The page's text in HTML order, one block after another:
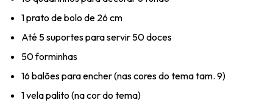
1 prato de bolo de 26 cm
Até 5 suportes para servir 50 doces
50 forminhas
16 balões para encher (nas cores do tema tam. 9)
1 vela palito (na cor do tema)